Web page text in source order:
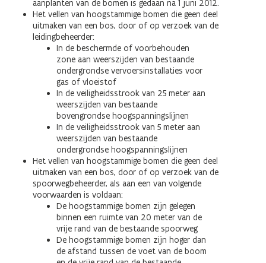
aanplanten van de bomen is gedaan na 1 juni 2012.
Het vellen van hoogstammige bomen die geen deel
uitmaken van een bos, door of op verzoek van de
leidingbeheerder:
In de beschermde of voorbehouden
zone aan weerszijden van bestaande
ondergrondse vervoersinstallaties voor
gas of vloeistof
In de veiligheidsstrook van 25 meter aan
weerszijden van bestaande
bovengrondse hoogspanningslijnen
In de veiligheidsstrook van 5 meter aan
weerszijden van bestaande
ondergrondse hoogspanningslijnen
Het vellen van hoogstammige bomen die geen deel
uitmaken van een bos, door of op verzoek van de
spoorwegbeheerder, als aan een van volgende
voorwaarden is voldaan:
De hoogstammige bomen zijn gelegen
binnen een ruimte van 20 meter van de
vrije rand van de bestaande spoorweg
De hoogstammige bomen zijn hoger dan
de afstand tussen de voet van de boom